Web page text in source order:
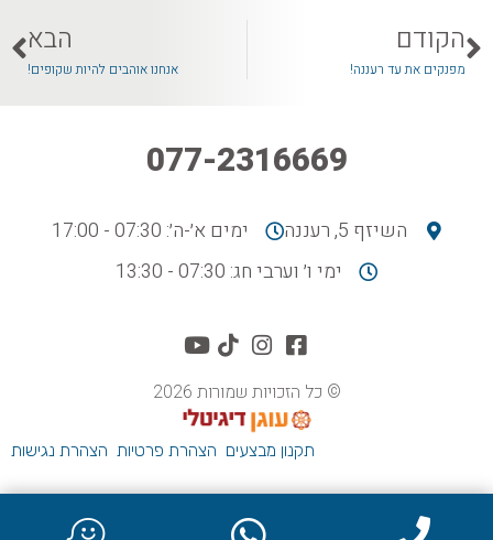
הקודם
מפנקים את עד רעננה!
הבא
אנחנו אוהבים להיות שקופים!
077-2316669
השיזף 5, רעננה
ימים א׳-ה׳: 07:30 - 17:00
ימי ו׳ וערבי חג: 07:30 - 13:30
© כל הזכויות שמורות 2026
תקנון מבצעים הצהרת פרטיות הצהרת נגישות